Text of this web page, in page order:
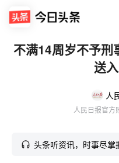
不满14周岁不予刑
送
人
人民日报官方
头条听资讯，时事尽掌